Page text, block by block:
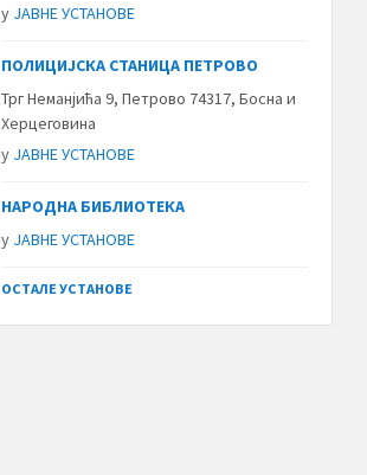
у ЈАВНЕ УСТАНОВЕ
ПОЛИЦИЈСКА СТАНИЦА ПЕТРОВО
Трг Неманјића 9, Петрово 74317, Босна и
Херцеговина
у ЈАВНЕ УСТАНОВЕ
НАРОДНА БИБЛИОТЕКА
у ЈАВНЕ УСТАНОВЕ
ОСТАЛЕ УСТАНОВЕ